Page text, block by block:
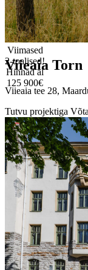
Viimased
2-toalised!
Hinnad al
125 900€
Viieaia Torn
Viieaia tee 28,
Tutvu projektiga